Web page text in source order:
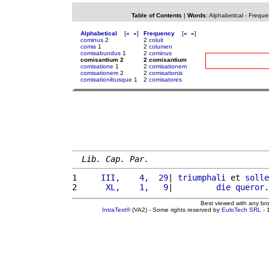
Table of Contents | Words: Alphabetical-
Alphabetical [« »]
cominus 2
comis 1
comisabundus 1
comisantium 2
comisatione 1
comisationem 2
comisationibusque 1
Frequency [« »]
2 coluit
2 columen
2 cominus
2 comisantium
2 comisationem
2 comisationis
2 comisatores
Lib. Cap. Par.
1
    III,    4,  29
| triumphali et
2
     XL,    1,   9
| die queror
Best viewed with any
IntraText®(VA2) - Some rights reserved by EuloTech SRL -